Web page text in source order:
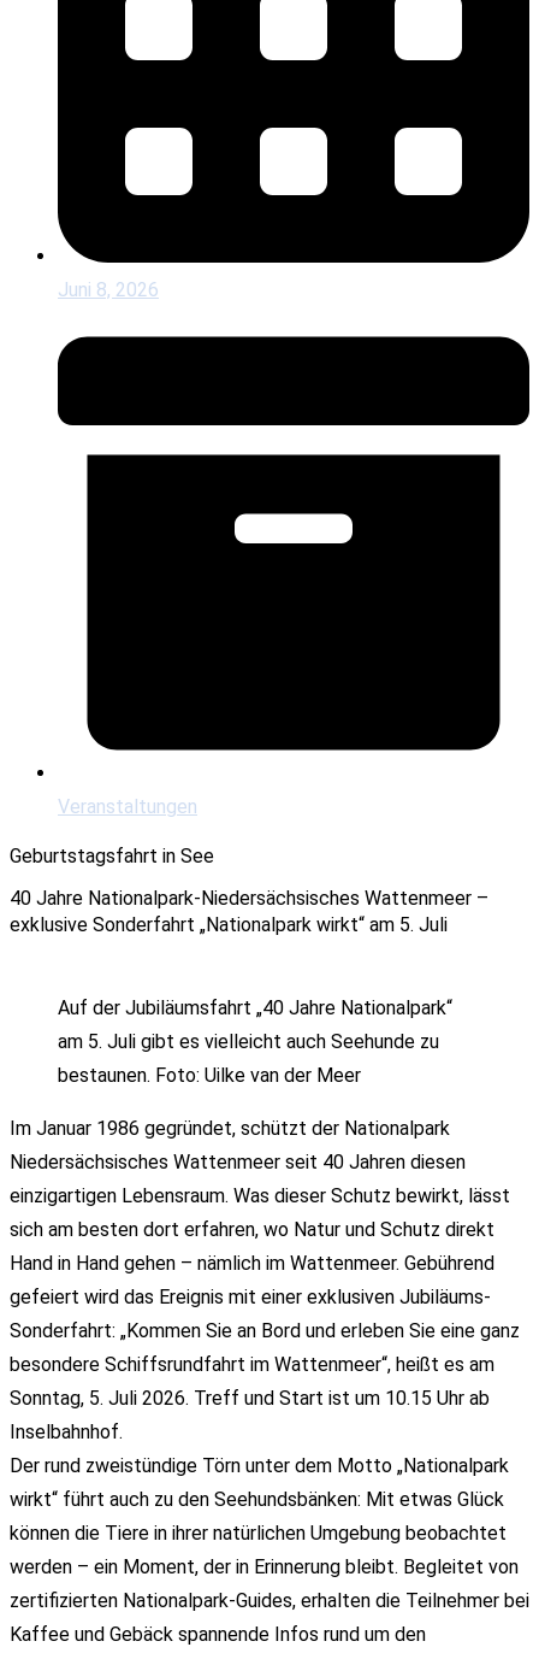
Juni 8, 2026
Veranstaltungen
Geburtstagsfahrt in See
40 Jahre Nationalpark-Niedersächsisches Wattenmeer –
exklusive Sonderfahrt „Nationalpark wirkt“ am 5. Juli
Auf der Jubiläumsfahrt „40 Jahre Nationalpark“
am 5. Juli gibt es vielleicht auch Seehunde zu
bestaunen. Foto: Uilke van der Meer
Im Januar 1986 gegründet, schützt der Nationalpark
Niedersächsisches Wattenmeer seit 40 Jahren diesen
einzigartigen Lebensraum. Was dieser Schutz bewirkt, lässt
sich am besten dort erfahren, wo Natur und Schutz direkt
Hand in Hand gehen – nämlich im Wattenmeer. Gebührend
gefeiert wird das Ereignis mit einer exklusiven Jubiläums-
Sonderfahrt: „Kommen Sie an Bord und erleben Sie eine ganz
besondere Schiffsrundfahrt im Wattenmeer“, heißt es am
Sonntag, 5. Juli 2026. Treff und Start ist um 10.15 Uhr ab
Inselbahnhof.
Der rund zweistündige Törn unter dem Motto „Nationalpark
wirkt“ führt auch zu den Seehundsbänken: Mit etwas Glück
können die Tiere in ihrer natürlichen Umgebung beobachtet
werden – ein Moment, der in Erinnerung bleibt. Begleitet von
zertifizierten Nationalpark-Guides, erhalten die Teilnehmer bei
Kaffee und Gebäck spannende Infos rund um den